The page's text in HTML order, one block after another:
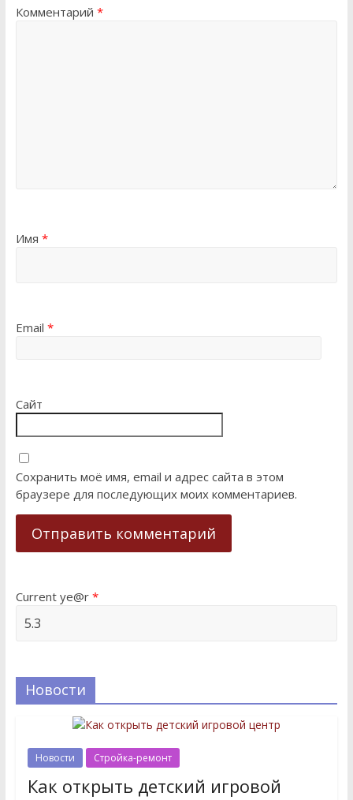
Комментарий *
Имя *
Email *
Сайт
Сохранить моё имя, email и адрес сайта в этом
браузере для последующих моих комментариев.
Current ye@r *
Новости
Новости Стройка-ремонт
Как открыть детский игровой